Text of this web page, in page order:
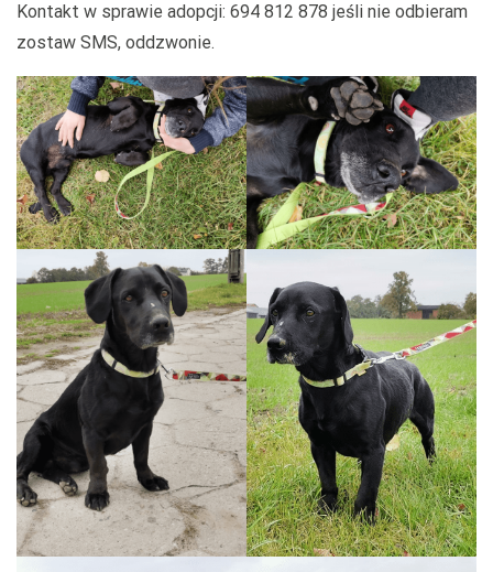
Kontakt w sprawie adopcji: 694 812 878 jeśli nie odbieram
zostaw SMS, oddzwonie.